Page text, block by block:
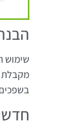
שימוש
מקבלת